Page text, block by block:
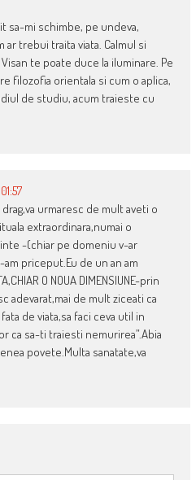
sa-mi schimbe, pe undeva,
trebui traita viata. Calmul si
te poate duce la iluminare. Pe
filozofia orientala si cum o aplica,
de studiu, acum traieste cu
urmaresc de mult aveti o
extraordinara,numai o
-(chiar pe domeniu v-ar
priceput.Eu de un an am
O NOUA DIMENSIUNE-prin
adevarat,mai de mult ziceati ca
de viata,sa faci ceva util in
ca sa-ti traiesti nemurirea”.Abia
povete.Multa sanatate,va